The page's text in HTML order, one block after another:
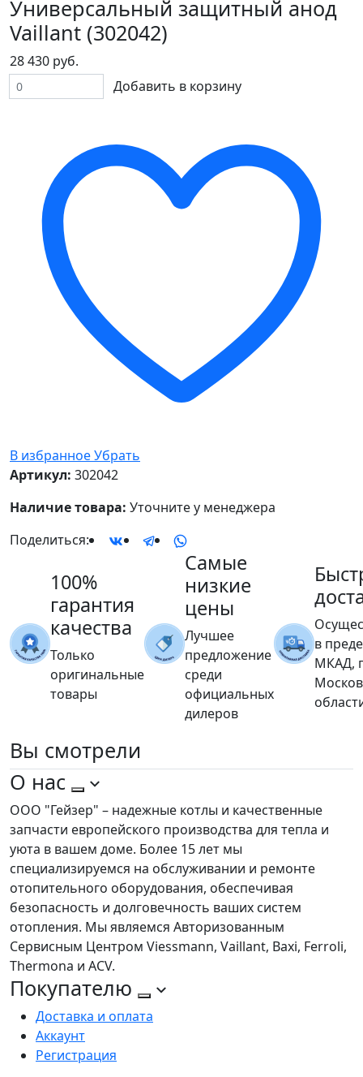
Универсальный защитный анод
Vaillant (302042)
28 430 руб.
Добавить в корзину
В избранноеУбрать
Артикул: 302042
Наличие товара: Уточните у менеджера
Поделиться:
100%
гарантия
качества
Только
оригинальные
товары
Самые
низкие
цены
Лучшее
предложение
среди
официальных
дилеров
в
МКАД,
Вы смотрели
О нас
ООО "Гейзер" – надежные котлы и качественные
запчасти европейского производства для тепла и
уюта в вашем доме. Более 15 лет мы
специализируемся на обслуживании и ремонте
отопительного оборудования, обеспечивая
безопасность и долговечность ваших систем
отопления. Мы являемся Авторизованным
Сервисным Центром Viessmann, Vaillant, Baxi, Ferroli,
Thermona и ACV.
Покупателю
Доставка и оплата
Аккаунт
Регистрация